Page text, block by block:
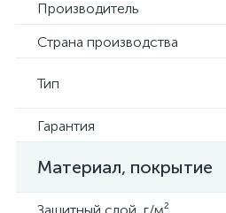
Производитель
Страна производства
Тип
Гарантия
Материал, покрытие